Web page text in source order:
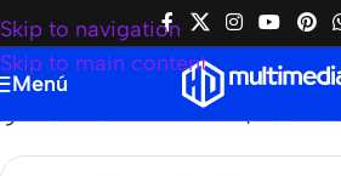
Skip to navigation
Skip to main content
Menú
Full Max LTH-12V4A | Fuente